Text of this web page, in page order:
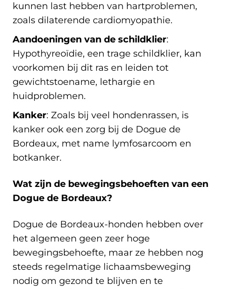
kunnen last hebben van hartproblemen,
zoals dilaterende cardiomyopathie.
Aandoeningen van de schildklier:
Hypothyreoïdie, een trage schildklier, kan
voorkomen bij dit ras en leiden tot
gewichtstoename, lethargie en
huidproblemen.
Kanker: Zoals bij veel hondenrassen, is
kanker ook een zorg bij de Dogue de
Bordeaux, met name lymfosarcoom en
botkanker.
Wat zijn de bewegingsbehoeften van een
Dogue de Bordeaux?
Dogue de Bordeaux-honden hebben over
het algemeen geen zeer hoge
bewegingsbehoefte, maar ze hebben nog
steeds regelmatige lichaamsbeweging
nodig om gezond te blijven en te